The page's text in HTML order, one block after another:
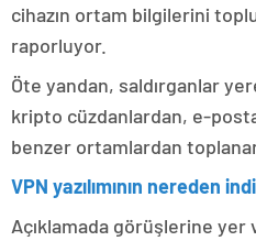
cihazın ortam bilgilerini
raporluyor.
Öte yandan, saldırganlar
kripto cüzdanlardan, e-
benzer ortamlardan
VPN yazılımının nereden
Açıklamada görüşlerine yer